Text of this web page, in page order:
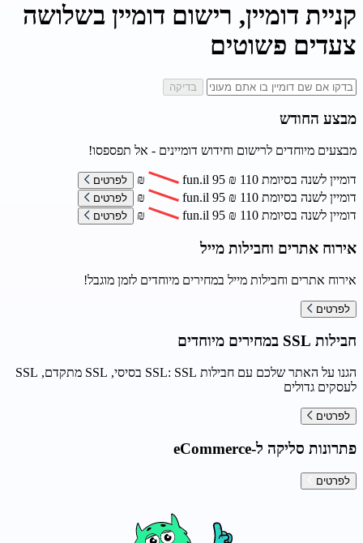
קניית דומיין, רישום דומיין בשלושה
צעדים פשוטים
בדיקה
מבצע החודש
מבצעים מיוחדים לרישום וחידוש דומיינים - אל תפספסו!
דומיין לשנה בסיומת fun.il 95 ₪ 110
₪ לפרטים
דומיין לשנה בסיומת fun.il 95 ₪ 110
₪ לפרטים
דומיין לשנה בסיומת fun.il 95 ₪ 110
₪ לפרטים
אירוח אתרים וחבילות מייל
אירוח אתרים וחבילות מייל במחירים מיוחדים לזמן מוגבל!
לפרטים
חבילות SSL במחירים מיוחדים
הגנו על האתר שלכם עם חבילות SSL: SSL בסיסי, SSL מתקדם, SSL
לעסקים גדולים
לפרטים
פתרונות סליקה ל-eCommerce
לפרטים